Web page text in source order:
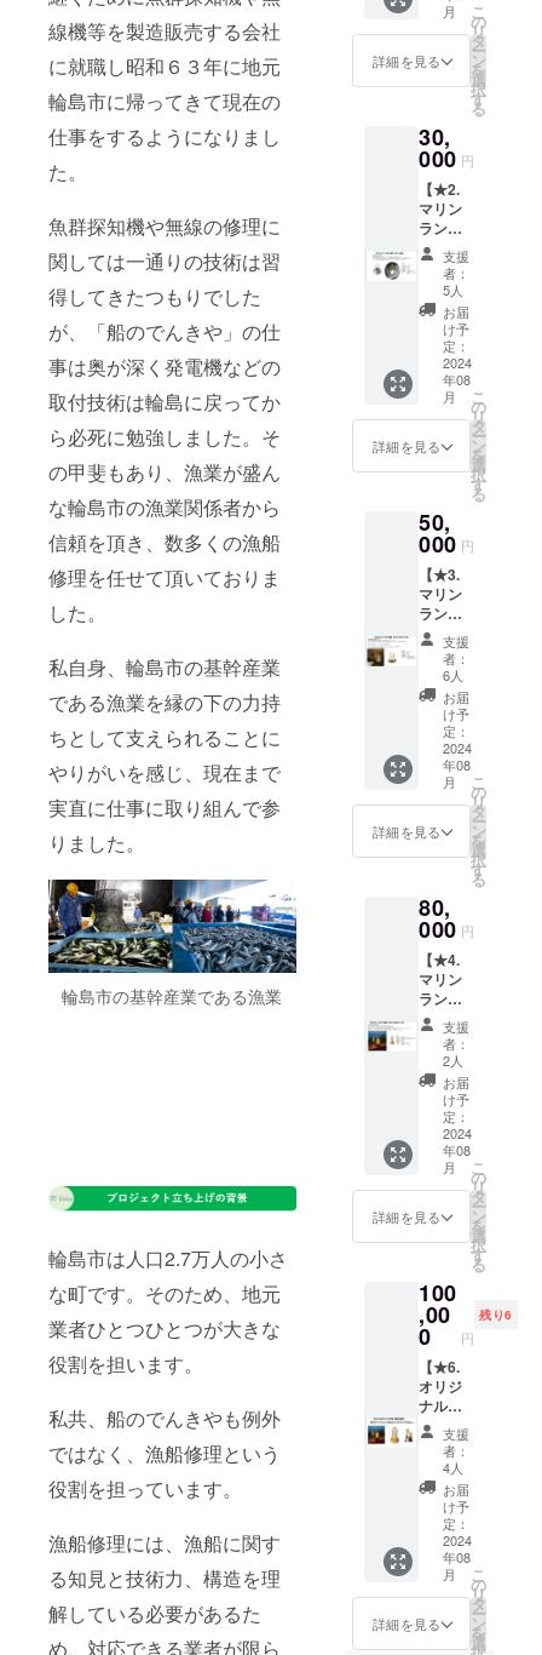
線機等を製造販売する会社
に就職し昭和６３年に地元
輪島市に帰ってきて現在の
仕事をするようになりまし
た。
魚群探知機や無線の修理に
関しては一通りの技術は習
得してきたつもりでした
が、「船のでんきや」の仕
事は奥が深く発電機などの
取付技術は輪島に戻ってか
ら必死に勉強しました。そ
の甲斐もあり、漁業が盛ん
な輪島市の漁業関係者から
信頼を頂き、数多くの漁船
修理を任せて頂いておりま
した。
私自身、輪島市の基幹産業
である漁業を縁の下の力持
ちとして支えられることに
やりがいを感じ、現在まで
実直に仕事に取り組んで参
りました。
輪島市の基幹産業である漁業
輪島市は人口2.7万人の小さ
な町です。そのため、地元
業者ひとつひとつが大きな
役割を担います。
私共、船のでんきやも例外
ではなく、漁船修理という
役割を担っています。
漁船修理には、漁船に関す
る知見と技術力、構造を理
解している必要があるた
め、対応できる業者が限ら
可能に
なって
おりま
援いた
だき本
当にあ
りがと
うござ
いま
す。
nstagra
m）い
ずれも
掲示さ
せて頂
す。 ※
支援金
額は、
申し込
み時に
「上乗
せ支
援」が
可能に
なって
おりま
す。 ※
この度
はご支
りがと
うござ
いま
す。 ※
備考欄
にHP
&SNS
に掲載
された
い「お
名前
（ニッ
クネー
可）」
力くだ
さい。
※匿名ま
ンドル
ネーム
を希望
される
方はご
指定の
お名前
を備考
欄にご
入力く
ださ
い。
どった
干菓子
のセッ
トをお
きま
す。 ※
支援金
額は、
申し込
み時に
「上乗
せ支
援」が
可能に
なって
おりま
す。 ※
この度
はご支
援いた
だき本
いま
す。 ※
に必ず
お届け
先のご
住所、
お名前
の記載
をお願
いいた
しま
す。 ※
商品は8
月1日以
降、順
次発送
食品表
示＞
【名
称】干
菓子
【内容
量】1缶
【保存
法】
高温多
湿を避
け冷暗
所で保
存して
い。開
封後は
わらず
お早め
にお召
し上が
りくだ
さい。
【賞味
期限】
お届け
より2週
間 【原
材料】
甜菜糖
(国産)、
和三盆
糖(国
梅粉、
片栗
月
詳細を見る
こ
の
リ
タ
ー
ン
を
選
択
す
る
30,
000 円
【★2.
マリン
ランプ
（スタ
ンド
型）ス
テンレ
ス製】
マリン
ランプ
（スタ
ンド
型）ス
テンレ
ス製を
きま
す！ ※
支援金
額は、
申し込
み時に
「上乗
せ支
援」が
可能に
なって
おりま
す。 ※
この度
はご支
援いた
だき本
いま
す。 ※
に必ず
お届け
先のご
住所、
お名前
の記載
をお願
いいた
しま
す。 ※
商品は8
月1日以
降、順
次発送
※PSE
マーク
（その
表示を
含む）
表示済
み
支援
者：
5人
お届
け予
定：
2024
年08
月
詳細を見る
こ
の
リ
タ
ー
ン
を
選
択
す
る
50,
000 円
【★3.
マリン
ランプ
（スタ
ンド
型）ス
タンド
170ゴー
ルド】
マリン
ランプ
（スタ
ンド
型）ス
タンド
170ゴー
配送さ
せて頂
きま
す！ マ
リンラ
ンプの
色味は
ゴール
ドのみ
となり
ます。
※支援金
額は、
申し込
み時に
「上乗
せ支
おりま
す。 ※
この度
はご支
援いた
だき本
当にあ
りがと
うござ
いま
す。 ※
備考欄
に必ず
お届け
先のご
住所、
お名前
の記載
支援
者：
6人
お届
け予
定：
2024
年08
月
詳細を見る
こ
の
リ
タ
ー
ン
を
選
択
す
る
80,
000 円
【★4.
マリン
ランプ
（スタ
ンド
型）ス
タンド
230ゴー
ルド】
マリン
ランプ
（スタ
ンド
型）ス
タンド
230ゴー
配送さ
せて頂
きま
す！ マ
リンラ
ンプの
色味は
ゴール
ドのみ
となり
ます。
※支援金
額は、
申し込
み時に
「上乗
せ支
援」が
可能に
支援
者：
2人
お届
け予
定：
2024
年08
月
詳細を見る
こ
の
リ
タ
ー
ン
を
選
択
す
る
100
,00
0 円
残り6
【★6.
オリジ
ナルマ
リンラ
ンプ作
成】 オ
リジナ
ルマリ
ンラン
プを作
成して
配送さ
せて頂
きま
す！ マ
支援
者：
4人
お届
け予
定：
2024
年08
月
詳細を見る
こ
の
リ
タ
ー
ン
を
選